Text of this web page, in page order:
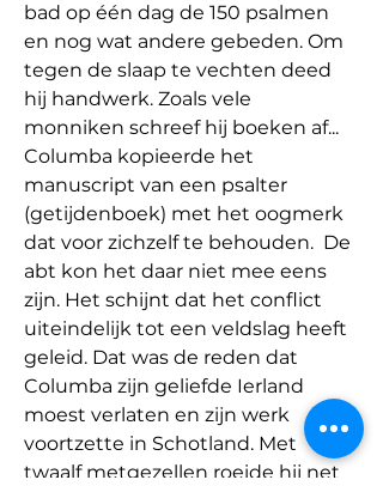
bad op één dag de 150 psalmen
en nog wat andere gebeden. Om
tegen de slaap te vechten deed
hij handwerk. Zoals vele
monniken schreef hij boeken af...
Columba kopieerde het
manuscript van een psalter
(getijdenboek) met het oogmerk
dat voor zichzelf te behouden. De
abt kon het daar niet mee eens
zijn. Het schijnt dat het conflict
uiteindelijk tot een veldslag heeft
geleid. Dat was de reden dat
Columba zijn geliefde Ierland
moest verlaten en zijn werk
voortzette in Schotland. Met
twaalf metgezellen roeide hij net